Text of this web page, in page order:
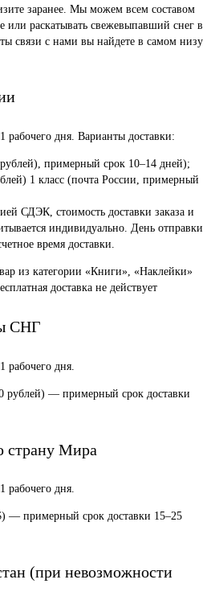
заранее. Мы можем всем составом
или раскатывать свежевыпавший снег в
связи с нами вы найдете в самом низу
рабочего дня. Варианты доставки:
примерный срок 10–14 дней);
1 класс (почта России, примерный
СДЭК, стоимость доставки заказа и
индивидуально. День отправки
время доставки.
из категории «Книги», «Наклейки»
доставка не действует
СНГ
рабочего дня.
рублей) — примерный срок доставки
страну Мира
рабочего дня.
— примерный срок доставки 15–25
(при невозможности